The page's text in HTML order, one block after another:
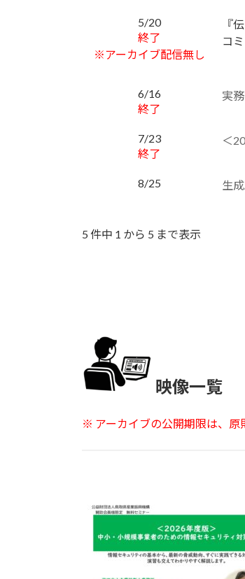
5/20
終了
※アーカイブ配信無し
『
コ
6/16
終了
実
7/23
終了
＜
8/25
生
5 件中 1 から 5 まで表示
映像一覧
※ アーカイブの公開期限は、原